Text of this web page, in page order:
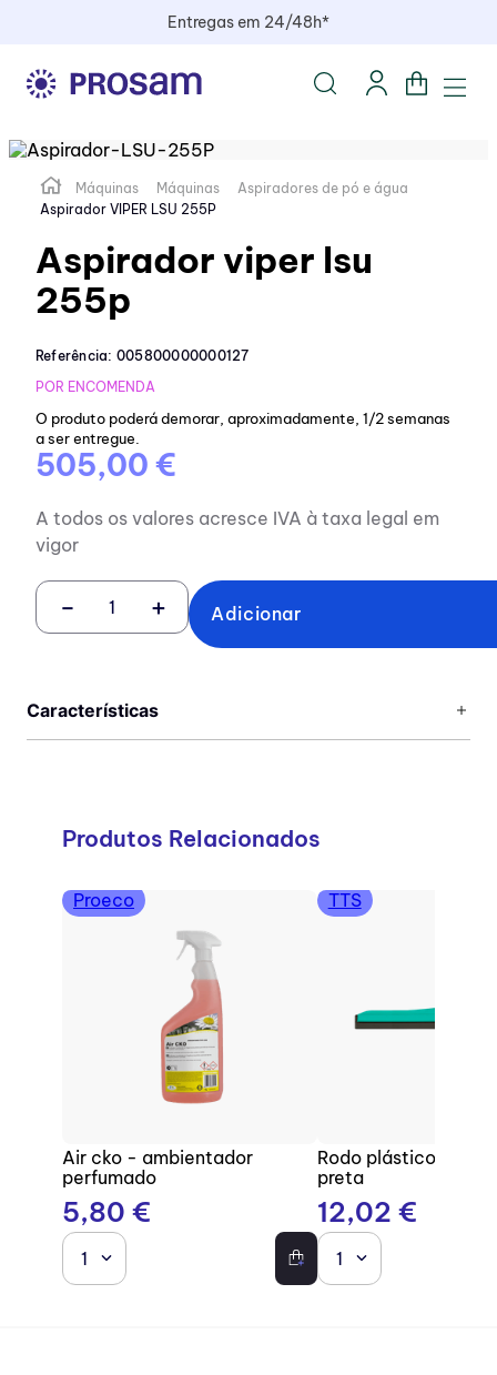
Entregas em 24/48h*
Máquinas Máquinas
Aspiradores de pó e água
Aspirador VIPER LSU 255P
Aspirador viper lsu
255p
Referência: 005800000000127
POR ENCOMENDA
O produto poderá demorar, aproximadamente, 1/2 semanas
a ser entregue.
505,00 €
A todos os valores acresce IVA à taxa legal em
vigor
＋
－ Adicionar
Características
Produtos Relacionados
Proeco
Air cko - ambientador
perfumado
5,80 €
1
TTS
Rodo plástico com
preta
12,02 €
1